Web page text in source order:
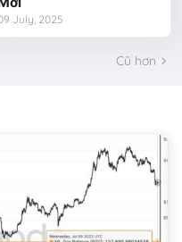
July, 2025
Cũ hơn